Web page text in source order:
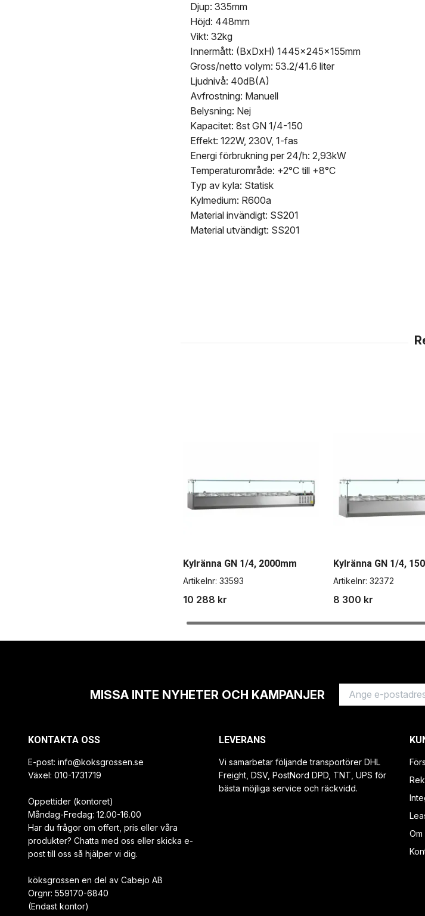
Djup: 335mm
Höjd: 448mm
Vikt: 32kg
Innermått: (BxDxH) 1445x245x155mm
Gross/netto volym: 53.2/41.6 liter
Ljudnivå: 40dB(A)
Avfrostning: Manuell
Belysning: Nej
Kapacitet: 8st GN 1/4-150
Effekt: 122W, 230V, 1-fas
Energi förbrukning per 24/h: 2,93kW
Temperaturområde: +2°C till +8°C
Typ av kyla: Statisk
Kylmedium: R600a
Material invändigt: SS201
Material utvändigt: SS201
Kylränna GN 1/4, 2000mm
Artikelnr: 33593
10 288 kr
Kylränna GN 1/4,
Artikelnr: 32372
8 300 kr
MISSA INTE NYHETER OCH KAMPANJER
KONTAKTA OSS
E-post: info@koksgrossen.se
Växel: 010-1731719
Öppettider (kontoret)
Måndag-Fredag: 12.00-16.00
Har du frågor om offert, pris eller våra
produkter? Chatta med oss eller skicka e-
post till oss så hjälper vi dig.
köksgrossen en del av Cabejo AB
Orgnr: 559170-6840
(Endast kontor)
LEVERANS
Vi samarbetar följande transportörer DHL
Freight, DSV, PostNord DPD, TNT, UPS för
bästa möjliga service och räckvidd.
Om